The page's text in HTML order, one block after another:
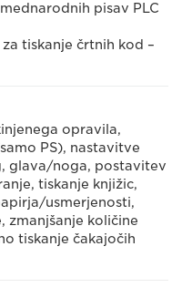
pisav PLC
tiskanje črtnih kod –
opravila,
PS), nastavitve
glava/noga, postavitev
tiskanje knjižic,
usmerjenosti,
zmanjšanje količine
tiskanje čakajočih